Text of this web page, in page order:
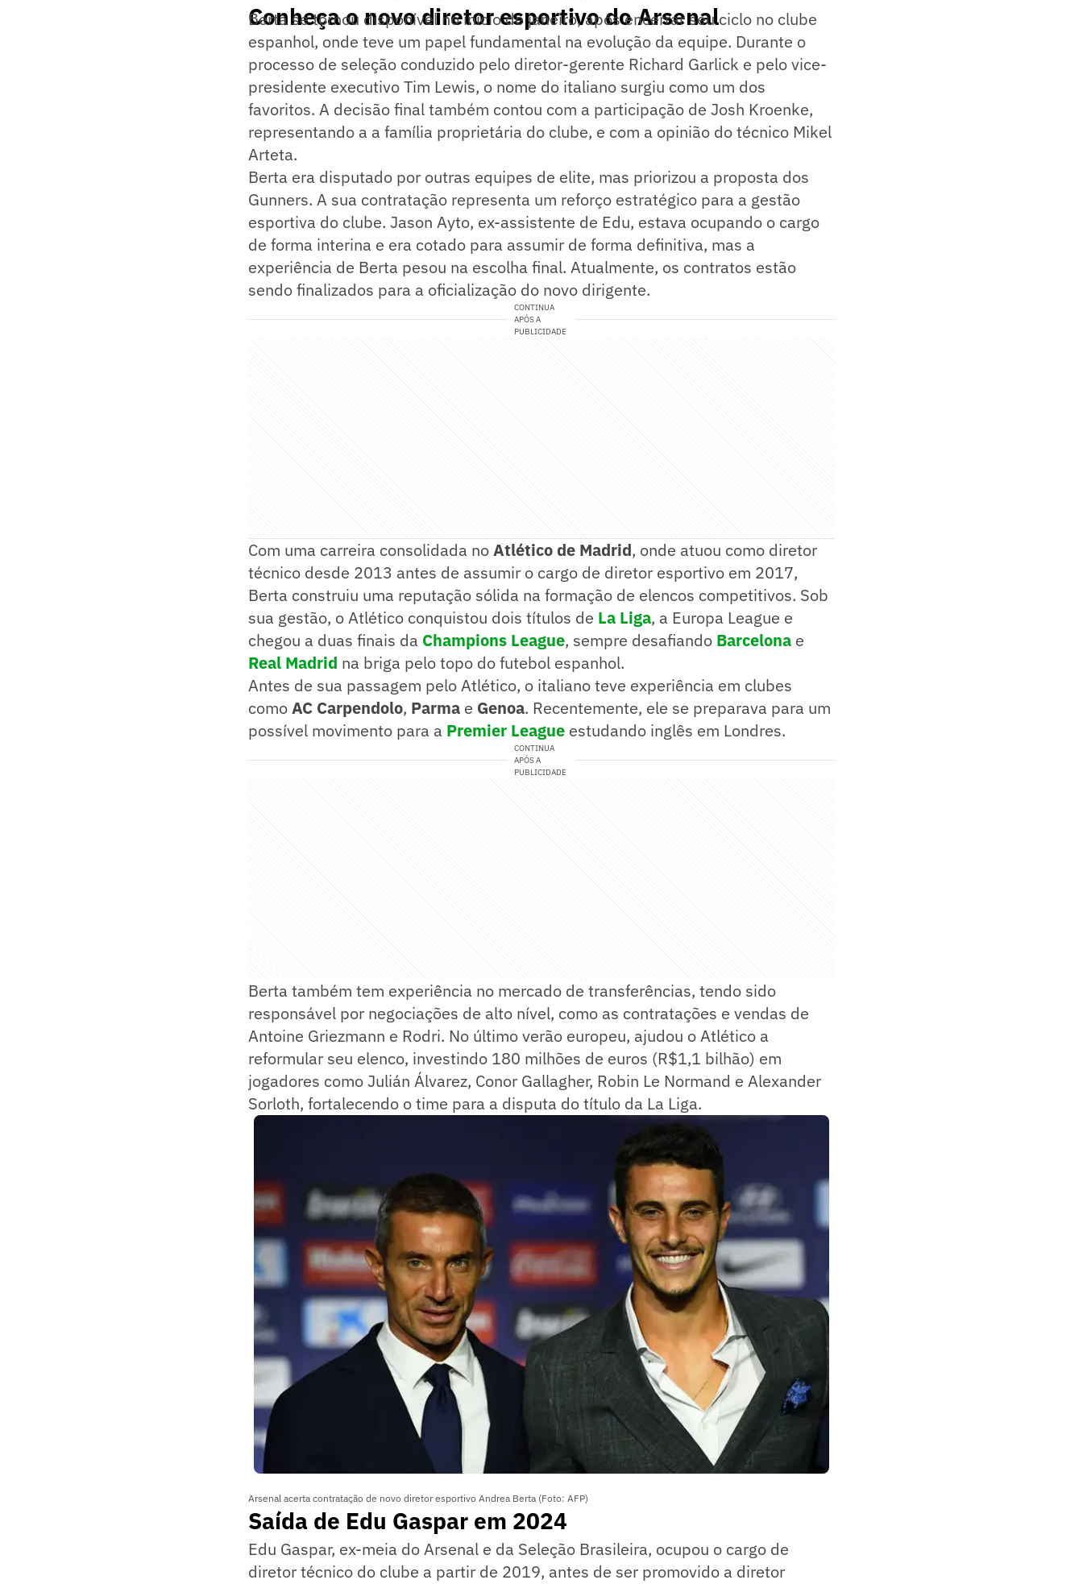
Conheça o novo diretor esportivo do Arsenal
Berta se tornou disponível no início de janeiro, após encerrar seu ciclo no clube
espanhol, onde teve um papel fundamental na evolução da equipe. Durante o
processo de seleção conduzido pelo diretor-gerente Richard Garlick e pelo vice-
presidente executivo Tim Lewis, o nome do italiano surgiu como um dos
favoritos. A decisão final também contou com a participação de Josh Kroenke,
representando a a família proprietária do clube, e com a opinião do técnico Mikel
Arteta.
Berta era disputado por outras equipes de elite, mas priorizou a proposta dos
Gunners. A sua contratação representa um reforço estratégico para a gestão
esportiva do clube. Jason Ayto, ex-assistente de Edu, estava ocupando o cargo
de forma interina e era cotado para assumir de forma definitiva, mas a
experiência de Berta pesou na escolha final. Atualmente, os contratos estão
sendo finalizados para a oficialização do novo dirigente.
CONTINUA
APÓS A
PUBLICIDADE
Com uma carreira consolidada noAtlético de Madrid, onde atuou como diretor
técnico desde 2013 antes de assumir o cargo de diretor esportivo em 2017,
Berta construiu uma reputação sólida na formação de elencos competitivos. Sob
sua gestão, o Atlético conquistou dois títulos de La Liga, a Europa League e
chegou a duas finais da Champions League, sempre desafiando Barcelona e
Real Madrid na briga pelo topo do futebol espanhol.
Antes de sua passagem pelo Atlético, o italiano teve experiência em clubes
comoAC Carpendolo, Parma e Genoa. Recentemente, ele se preparava para um
possível movimento para a Premier League estudando inglês em Londres.
CONTINUA
APÓS A
PUBLICIDADE
Berta também tem experiência no mercado de transferências, tendo sido
responsável por negociações de alto nível, como as contratações e vendas de
Antoine Griezmann e Rodri. No último verão europeu, ajudou o Atlético a
reformular seu elenco, investindo 180 milhões de euros (R$1,1 bilhão) em
jogadores como Julián Álvarez, Conor Gallagher, Robin Le Normand e Alexander
Sorloth, fortalecendo o time para a disputa do título da La Liga.
Arsenal acerta contratação de novo diretor esportivo Andrea Berta (Foto: AFP)
Saída de Edu Gaspar em 2024
Edu Gaspar, ex-meia do Arsenal e da Seleção Brasileira, ocupou o cargo de
diretor técnico do clube a partir de 2019, antes de ser promovido a diretor